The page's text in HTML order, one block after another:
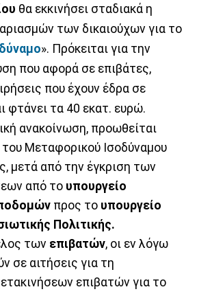
θα εκκινήσει σταδιακά η
των δικαιούχων για το
». Πρόκειται για την
που αφορά σε επιβάτες,
που έχουν έδρα σε
φτάνει τα 40 εκατ. ευρώ.
ανακοίνωση, προωθείται
Μεταφορικού Ισοδύναμου
μετά από την έγκριση των
από το υπουργείο
προς το υπουργείο
Πολιτικής.
των επιβατών, οι εν λόγω
σε αιτήσεις για τη
επιβατών για το